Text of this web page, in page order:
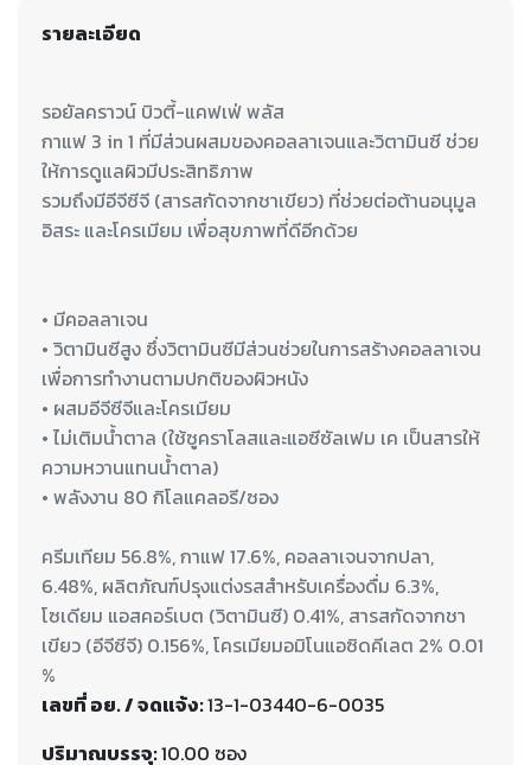
รายละเอียด
รอยัลคราวน์ บิวตี้-แคฟเฟ่ พลัส
กาแฟ 3 in 1 ที่มีส่วนผสมของคอลลาเจนและวิตามินซี ช่วย
ให้การดูแลผิวมีประสิทธิภาพ
รวมถึงมีอีจีซีจี (สารสกัดจากชาเขียว) ที่ช่วยต่อต้านอนุมูล
อิสระ และโครเมียม เพื่อสุขภาพที่ดีอีกด้วย
• มีคอลลาเจน
• วิตามินซีสูง ซึ่งวิตามินซีมีส่วนช่วยในการสร้างคอลลาเจน
เพื่อการทำงานตามปกติของผิวหนัง
• ผสมอีจีซีจีและโครเมียม
• ไม่เติมน้ำตาล (ใช้ซูคราโลสและแอซีซัลเฟม เค เป็นสารให้
ความหวานแทนน้ำตาล)
ครีมเทียม 56.8%, กาแฟ 17.6%, คอลลาเจนจากปลา,
6.48%, ผลิตภัณฑ์ปรุงแต่งรสสำหรับเครื่องดื่ม 6.3%,
โซเดียม แอสคอร์เบต (วิตามินซี) 0.41%, สารสกัดจากชา
เขียว (อีจีซีจี) 0.156%, โครเมียมอมิโนแอซิดคีเลต 2% 0.01
เลขที่ อย. / จดแจ้ง:13-1-03440-6-0035
ปริมาณบรรจุ:10.00 ซอง